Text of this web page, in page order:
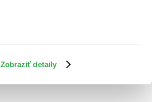
Zobraziť detaily